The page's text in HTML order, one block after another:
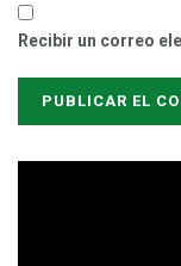
Recibir un correo